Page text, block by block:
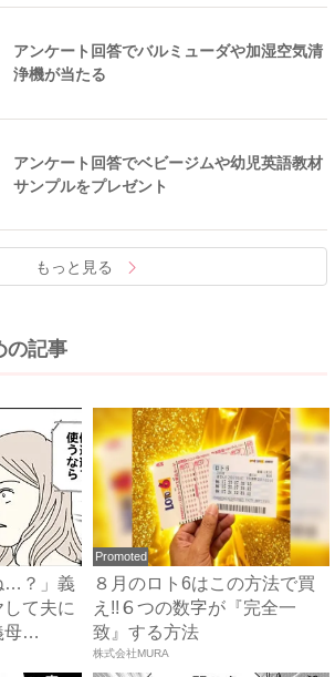
アンケート回答でバルミューダや加湿空気清
浄機が当たる
アンケート回答でベビージムや幼児英語教材
サンプルをプレゼント
もっと見る
の記事
…？」義
て夫に
母
Promoted
８月のロト6はこの方法で買
え!!６つの数字が『完全一
致』する方法
株式会社MURA